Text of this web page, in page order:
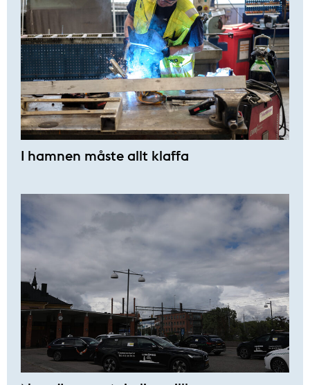
I hamnen måste allt klaffa